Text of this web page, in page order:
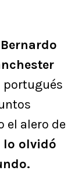
portugués
el alero de
lo olvidó